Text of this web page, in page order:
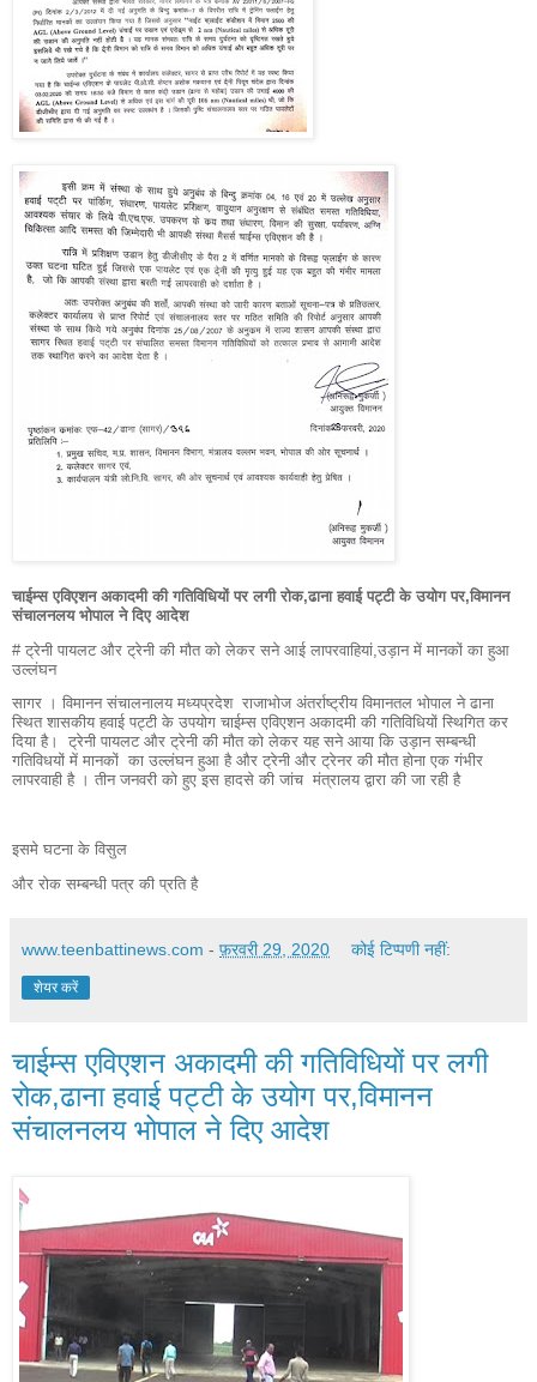
चाईम्स एविएशन अकादमी की गतिविधियों पर लगी रोक,ढाना हवाई पट्टी के उयोग पर,विमानन
संचालनलय भोपाल ने दिए आदेश
# ट्रेनी पायलट और ट्रेनी की मौत को लेकर सने आई लापरवाहियां,उड़ान में मानकों का हुआ
उल्लंघन
सागर । विमानन संचालनालय मध्यप्रदेश राजाभोज अंतर्राष्ट्रीय विमानतल भोपाल ने ढाना
स्थित शासकीय हवाई पट्टी के उपयोग चाईम्स एविएशन अकादमी की गतिविधियों स्थिगित कर
दिया है। ट्रेनी पायलट और ट्रेनी की मौत को लेकर यह सने आया कि उड़ान सम्बन्धी
गतिविधयों में मानकों का उल्लंघन हुआ है और ट्रेनी और ट्रेनर की मौत होना एक गंभीर
लापरवाही है । तीन जनवरी को हुए इस हादसे की जांच मंत्रालय द्वारा की जा रही है
इसमे घटना के विसुल
और रोक सम्बन्धी पत्र की प्रति है
www.teenbattinews.com - फ़रवरी 29, 2020 कोई टिप्पणी नहीं:
शेयर करें
चाईम्स एविएशन अकादमी की गतिविधियों पर लगी
रोक,ढाना हवाई पट्टी के उयोग पर,विमानन
संचालनलय भोपाल ने दिए आदेश